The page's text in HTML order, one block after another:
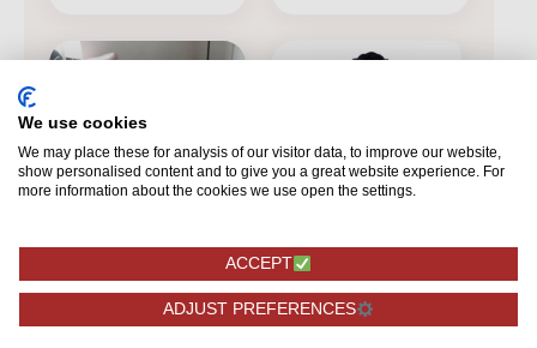
SCHWARZ
We use cookies
We may place these for analysis of our visitor data, to improve our website,
show personalised content and to give you a great website experience. For
more information about the cookies we use open the settings.
ACCEPT
ADJUST PREFERENCES